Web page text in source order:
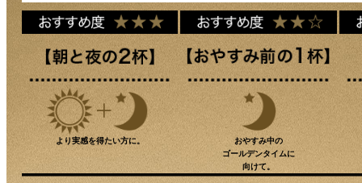
より実感を得たい方に。
おやすみ中の
ゴールデンタイムに
向けて。